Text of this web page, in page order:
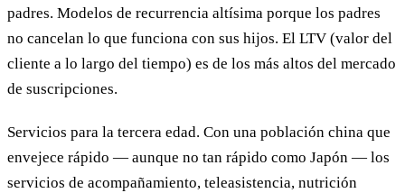
padres. Modelos de recurrencia altísima porque los padres
no cancelan lo que funciona con sus hijos. El LTV (valor del
cliente a lo largo del tiempo) es de los más altos del mercado
de suscripciones.
Servicios para la tercera edad. Con una población china que
envejece rápido — aunque no tan rápido como Japón — los
servicios de acompañamiento, teleasistencia, nutrición